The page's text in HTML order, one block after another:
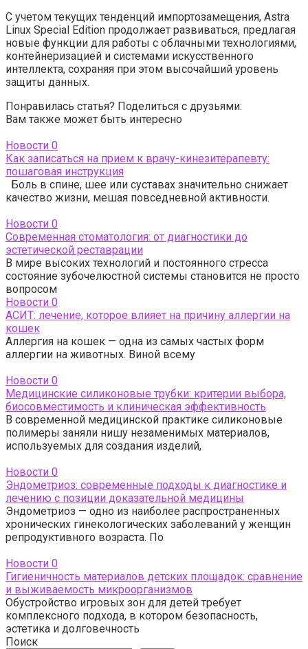
С учетом текущих тенденций импортозамещения, Astra
Linux Special Edition продолжает развиваться, предлагая
новые функции для работы с облачными технологиями,
контейнеризацией и системами искусственного
интеллекта, сохраняя при этом высочайший уровень
защиты данных.
Понравилась статья? Поделиться с друзьями:
Вам также может быть интересно
Новости 0
Как записаться на прием к врачу-кинезитерапевту:
пошаговая инструкция
Боль в спине, шее или суставах значительно снижает
качество жизни, мешая повседневной активности.
Новости 0
Современная стоматология: от диагностики до
эстетической реставрации
В мире высоких технологий и постоянного стресса
состояние зубочелюстной системы становится не просто
вопросом
Новости 0
АСИТ: лечение, которое влияет на причину аллергии на
кошек
Аллергия на кошек — одна из самых частых форм
аллергии на животных. Виной всему
Новости 0
Медицинские силиконовые трубки: критерии выбора,
биосовместимость и клиническая эффективность
В современной медицинской практике силиконовые
полимеры заняли нишу незаменимых материалов,
используемых для создания изделий,
Новости 0
Эндометриоз: современные подходы к диагностике и
лечению с позиции доказательной медицины
Эндометриоз — одно из наиболее распространенных
хронических гинекологических заболеваний у женщин
репродуктивного возраста. По
Новости 0
Гигиеничность материалов детских площадок: сравнение
и выживаемость микроорганизмов
Обустройство игровых зон для детей требует
комплексного подхода, в котором безопасность,
эстетика и долговечность
Поиск